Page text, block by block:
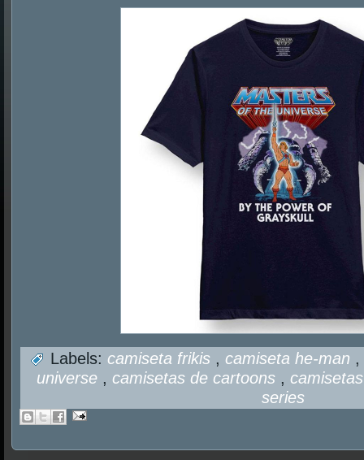
Labels: camiseta frikis , camiseta he-man ,
universe , camisetas de cartoons ,
series